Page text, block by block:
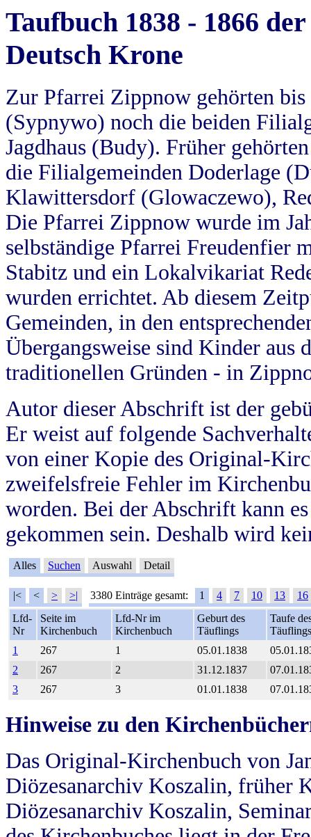
Taufbuch 1838 - 1866
Deutsch Krone
Zur Pfarrei Zippnow gehörten
(Sypnywo) noch die beiden
Jagdhaus (Budy). Früher
die Filialgemeinden Doderlage
Klawittersdorf (Glowaczewo),
Die Pfarrei Zippnow wurde im
selbständige Pfarrei Freudenfier
Stabitz und ein Lokalvikariat
wurden errichtet. Ab diesem
Gemeinden, in den
Übergangsweise sind Kinder aus
traditionellen Gründen - in
Autor dieser Abschrift ist der
Er weist auf folgende
von einer Kopie des Original-
zweifelsfreie Fehler im
worden. Bei der Abschrift kann
gekommen sein. Deshalb wird
Alles Suchen Auswahl Detail
|< < > >| 3380 Einträge gesamt: 1 4 7 10 13
16
Lfd-
Nr
Seite im
Kirchenbuch
Lfd-Nr im
Kirchenbuch
Geburt des
Täuflings
Taufe
Täuflings
1
267 1 05.01.1838
2
267 2 31.12.1837
3
267 3 01.01.1838
Hinweise zu den
Das Original-Kirchenbuch von
Diözesanarchiv Koszalin, früher
Diözesanarchiv Koszalin,